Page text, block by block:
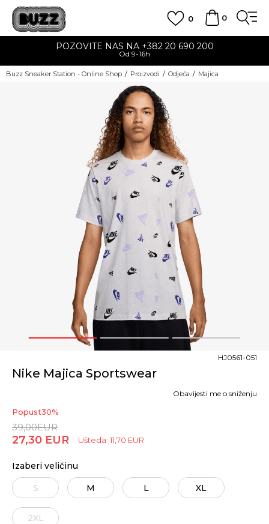
0
0
POZOVITE NAS NA +382 20 690 200
Od 9-16h
Buzz Sneaker Station - Online Shop Proizvodi Odjeća Majica
1 2 3
Nike Majica Sportswear
HJ0561-051
Popust30%
39,00EUR
27,30 EUR Ušteda: 11,70 EUR
Obavijesti me o sniženju
Izaberi veličinu
S M L XL
2XL